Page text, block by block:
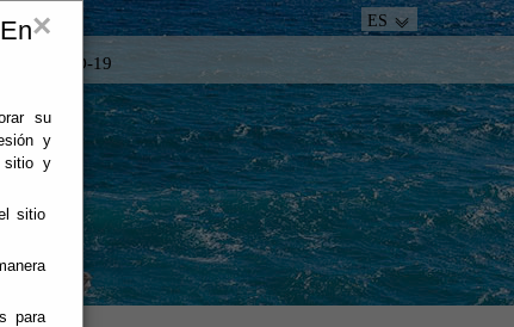
×
su
y
sitio y
sitio
para
ES
COVID-19